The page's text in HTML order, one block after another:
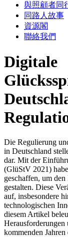
與照顧者同
同路人故事
資源閣
聯絡我們
Digitale
Die Regulierung
in Deutschland
dar. Mit der
(GlüStV 2021)
geschaffen, um
gestalten. Diese
auf, insbesondere
technologischen
diesem Artikel
Herausforderungen
kommenden